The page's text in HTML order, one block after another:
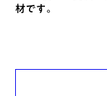
材です。